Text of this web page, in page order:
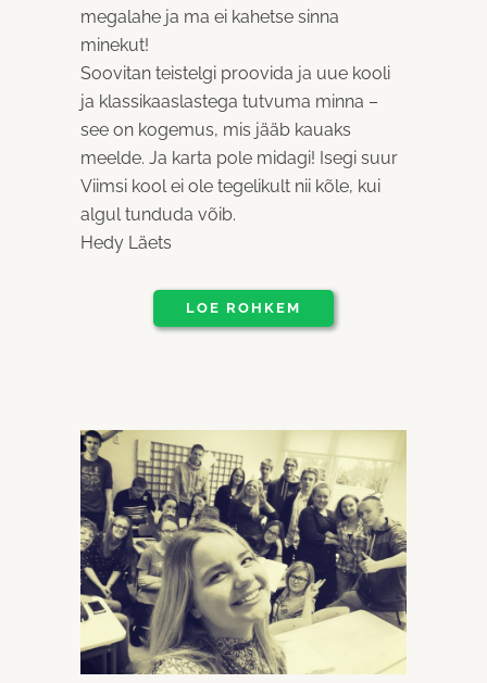
megalahe ja ma ei kahetse sinna
minekut!
Soovitan teistelgi proovida ja uue kooli
ja klassikaaslastega tutvuma minna –
see on kogemus, mis jääb kauaks
meelde. Ja karta pole midagi! Isegi suur
Viimsi kool ei ole tegelikult nii kõle, kui
algul tunduda võib.
Hedy Läets
LOE ROHKEM